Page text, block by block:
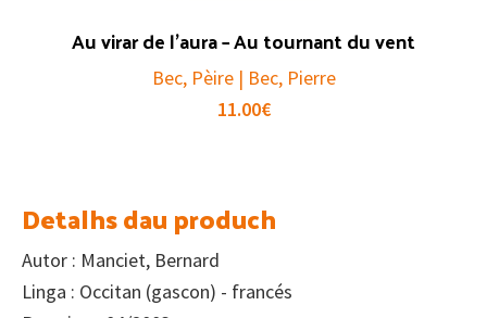
Au virar de l’aura – Au tournant du vent
Bec, Pèire | Bec, Pierre
11.00€
Detalhs dau produch
Autor : Manciet, Bernard
Linga : Occitan (gascon) - francés